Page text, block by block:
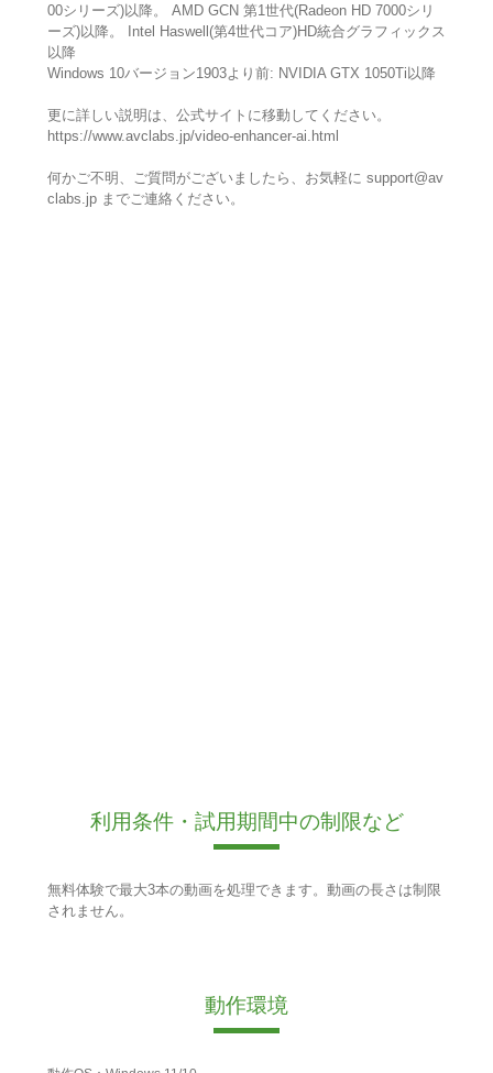
00シリーズ)以降。 AMD GCN 第1世代(Radeon HD 7000シリ
ーズ)以降。 Intel Haswell(第4世代コア)HD統合グラフィックス
以降
Windows 10バージョン1903より前: NVIDIA GTX 1050Ti以降
更に詳しい説明は、公式サイトに移動してください。
https://www.avclabs.jp/video-enhancer-ai.html
何かご不明、ご質問がございましたら、お気軽に support@av
clabs.jp までご連絡ください。
利用条件・試用期間中の制限など
無料体験で最大3本の動画を処理できます。動画の長さは制限
されません。
動作環境